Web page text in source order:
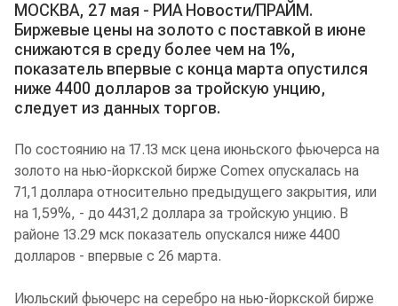
МОСКВА, 27 мая - РИА Новости/ПРАЙМ.
Биржевые цены на золото с поставкой в июне
снижаются в среду более чем на 1%,
показатель впервые с конца марта опустился
ниже 4400 долларов за тройскую унцию,
следует из данных торгов.
По состоянию на 17.13 мск цена июньского фьючерса на
золото на нью-йоркской бирже Comex опускалась на
71,1 доллара относительно предыдущего закрытия, или
на 1,59%, - до 4431,2 доллара за тройскую унцию. В
районе 13.29 мск показатель опускался ниже 4400
долларов - впервые с 26 марта.
Июльский фьючерс на серебро на нью-йоркской бирже